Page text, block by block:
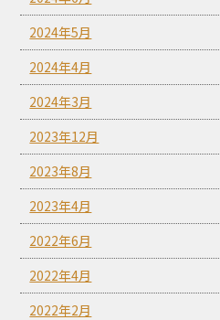
2024年5月
2024年4月
2024年3月
2023年12月
2023年8月
2023年4月
2022年6月
2022年4月
2022年2月